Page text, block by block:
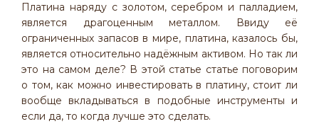
Платина наряду с золотом, серебром и палладием,
является драгоценным металлом. Ввиду её
ограниченных запасов в мире, платина, казалось бы,
является относительно надёжным активом. Но так ли
это на самом деле? В этой статье статье поговорим
о том, как можно инвестировать в платину, стоит ли
вообще вкладываться в подобные инструменты и
если да, то когда лучше это сделать.